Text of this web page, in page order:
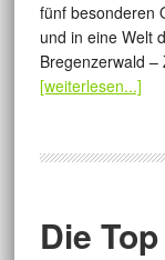
fünf besonderen
und in eine Welt
Bregenzerwald
[weiterlesen...]
Die